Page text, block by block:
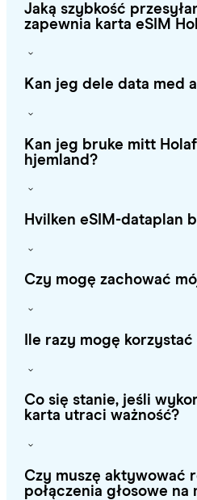
Jaką szybkość
zapewnia karta eSIM
Kan jeg dele data med
Kan jeg bruke mitt
hjemland?
Hvilken eSIM-dataplan
Czy mogę zachować
Ile razy mogę
Co się stanie, jeśli
karta utraci ważność?
Czy muszę aktywować
połączenia głosowe na